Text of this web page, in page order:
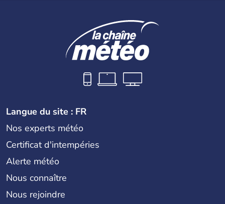
Langue du site : FR
Nos experts météo
Certificat d'intempéries
Alerte météo
Nous connaître
Nous rejoindre